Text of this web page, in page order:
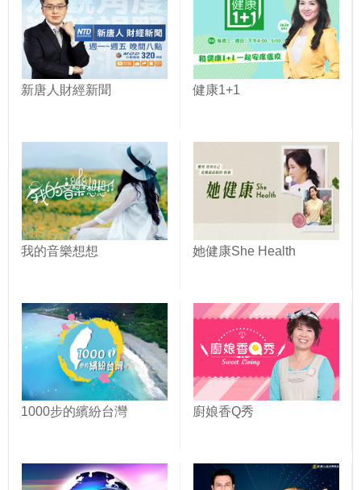
新唐人財經新聞 健康1+1
我的音樂想想 她健康She Health
1000步的繽紛台灣 廚娘香Q秀